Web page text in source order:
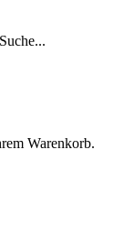
Suche...
Warenkorb.